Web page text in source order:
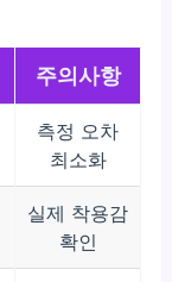
주의사항
측정 오차
최소화
실제 착용감
확인